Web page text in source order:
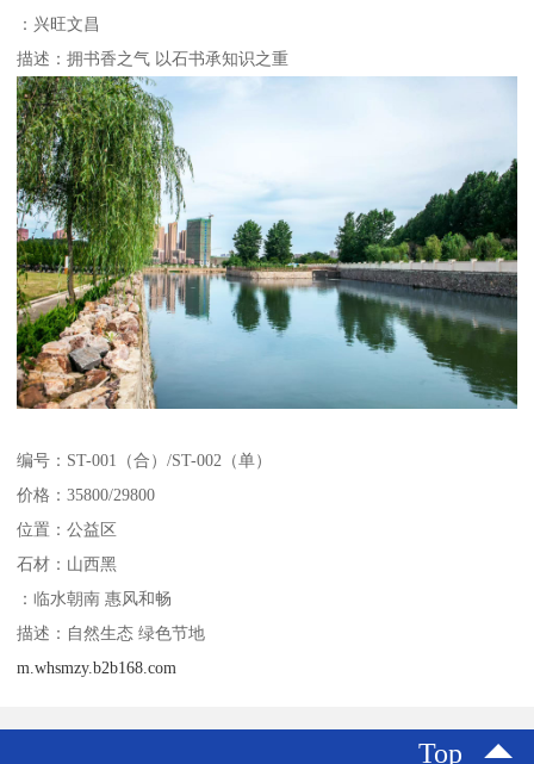
：兴旺文昌
描述：拥书香之气 以石书承知识之重
编号：ST-001（合）/ST-002（单）
价格：35800/29800
位置：公益区
石材：山西黑
：临水朝南 惠风和畅
描述：自然生态 绿色节地
m.whsmzy.b2b168.com
Top